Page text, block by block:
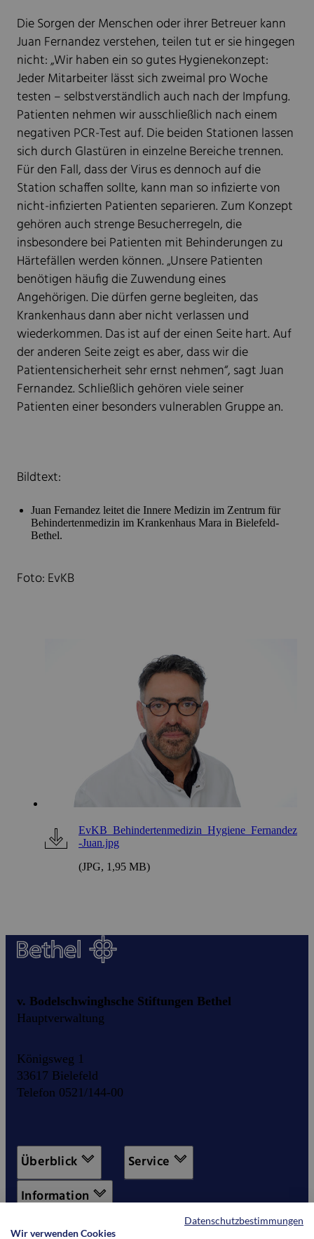
Die Sorgen der Menschen oder ihrer Betreuer kann
Juan Fernandez verstehen, teilen tut er sie hingegen
nicht: „Wir haben ein so gutes Hygienekonzept:
Jeder Mitarbeiter lässt sich zweimal pro Woche
testen – selbstverständlich auch nach der Impfung.
Patienten nehmen wir ausschließlich nach einem
negativen PCR-Test auf. Die beiden Stationen lassen
sich durch Glastüren in einzelne Bereiche trennen.
Für den Fall, dass der Virus es dennoch auf die
Station schaffen sollte, kann man so infizierte von
nicht-infizierten Patienten separieren. Zum Konzept
gehören auch strenge Besucherregeln, die
insbesondere bei Patienten mit Behinderungen zu
Härtefällen werden können. „Unsere Patienten
benötigen häufig die Zuwendung eines
Angehörigen. Die dürfen gerne begleiten, das
Krankenhaus dann aber nicht verlassen und
wiederkommen. Das ist auf der einen Seite hart. Auf
der anderen Seite zeigt es aber, dass wir die
Patientensicherheit sehr ernst nehmen“, sagt Juan
Fernandez. Schließlich gehören viele seiner
Patienten einer besonders vulnerablen Gruppe an.
Bildtext:
Juan Fernandez leitet die Innere Medizin im Zentrum für
Behindertenmedizin im Krankenhaus Mara in Bielefeld-
Bethel.
Foto: EvKB
EvKB_Behindertenmedizin_Hygiene_Fernandez
-Juan.jpg
(JPG, 1,95 MB)
v. Bodelschwinghsche Stiftungen Bethel
Hauptverwaltung
Königsweg 1
33617 Bielefeld
Telefon 0521/144-00
Überblick
Service
Information
Datenschutzbestimmungen
Wir verwenden Cookies